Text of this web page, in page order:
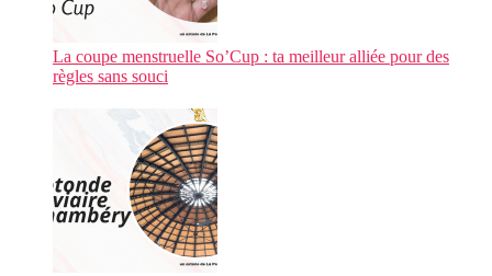
La coupe menstruelle So’Cup : ta meilleur alliée pour des
règles sans souci